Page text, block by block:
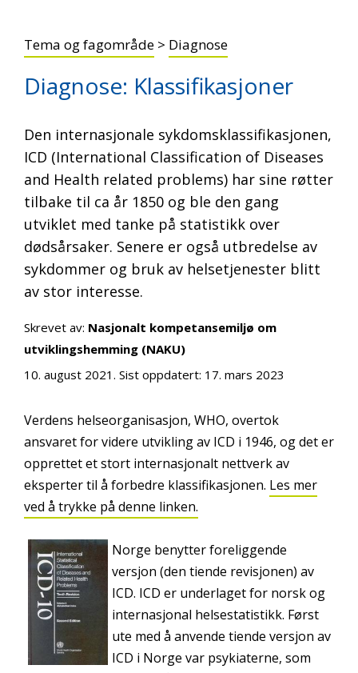
Tema og fagområde > Diagnose
Diagnose: Klassifikasjoner
Den internasjonale sykdomsklassifikasjonen,
ICD (International Classification of Diseases
and Health related problems) har sine røtter
tilbake til ca år 1850 og ble den gang
utviklet med tanke på statistikk over
dødsårsaker. Senere er også utbredelse av
sykdommer og bruk av helsetjenester blitt
av stor interesse.
Skrevet av: Nasjonalt kompetansemiljø om
utviklingshemming (NAKU)
10. august 2021 . Sist oppdatert: 17. mars 2023
Verdens helseorganisasjon, WHO, overtok
ansvaret for videre utvikling av ICD i 1946, og det er
opprettet et stort internasjonalt nettverk av
eksperter til å forbedre klassifikasjonen. Les mer
ved å trykke på denne linken.
Norge benytter foreliggende
versjon (den tiende revisjonen) av
ICD. ICD er underlaget for norsk og
internasjonal helsestatistikk. Først
ute med å anvende tiende versjon av
ICD i Norge var psykiaterne, som